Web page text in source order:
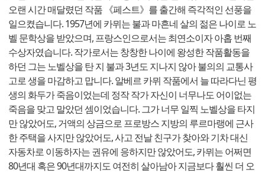
오랜 시간 매달렸던 작품 《페스트》를 출간해 즉각적인 선풍을
일으켰습니다. 1957년에 카뮈는 불과 마흔네 살의 젊은 나이로 노
벨 문학상을 받았으며, 프랑스인으로서는 최연소이자 아홉 번째
수상자였습니다. 작가로서는 창창한 나이에 왕성한 작품활동을
하던 그는 노벨상을 탄 지 불과 3년도 지나지 않아 불의의 교통사
고로 생을 마감하고 맙니다. 알베르 카뮈 작품에서 늘 따라다닌 평
생의 화두가 죽음이었는데 정작 작가 자신이 너무나도 어이없는
죽음을 맞고 말았던 셈이었습니다. 그가 너무 일찍 노벨상을 타지
만 않았어도, 거액의 상금으로 프로방스 지방의 루르마랭에 근사
한 주택을 사지만 않았어도, 사고 전날 친구가 찾아와 기차 대신
자동차로 이동하자는 권유에 응하지만 않았어도, 카뮈는 어쩌면
80년대 혹은 90년대까지도 여전히 살아남아 지금보다 훨씬 더 오